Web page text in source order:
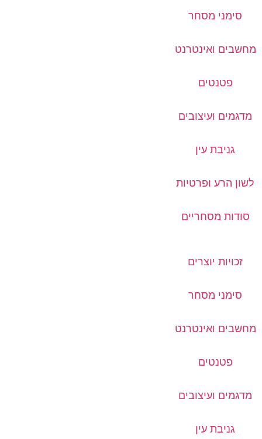
סימני מסחר
מחשבים ואינטרנט
פטנטים
מדגמים ועיצובים
גניבת עין
לשון הרע ופרטיות
סודות מסחריים
זכויות יוצרים
סימני מסחר
מחשבים ואינטרנט
פטנטים
מדגמים ועיצובים
גניבת עין